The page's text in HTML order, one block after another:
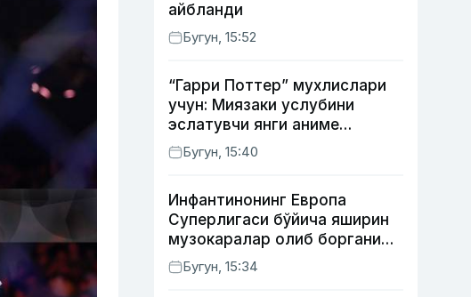
айбланди
Бугун, 15:52
“Гарри Поттер” мухлислари
учун: Миязаки услубини
эслатувчи янги аниме
томошабинлар эътиборини
қозонмоқда
Бугун, 15:40
Инфантинонинг Европа
Суперлигаси бўйича яширин
музокаралар олиб боргани
фош бўлди
Бугун, 15:34